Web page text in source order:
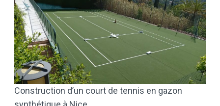
Construction d’un court de tennis en gazon